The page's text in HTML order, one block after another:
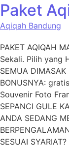
Paket
Aqiqah Bandung
PAKET AQIQAH
Sekali. Pilih yang
SEMUA
BONUSNYA:
Souvenir Foto
SEPANCI GULE
ANDA SEDANG
SESUAI